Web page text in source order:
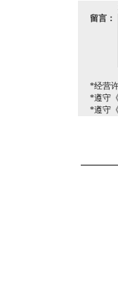
留言：
*经营
*遵守
*遵守